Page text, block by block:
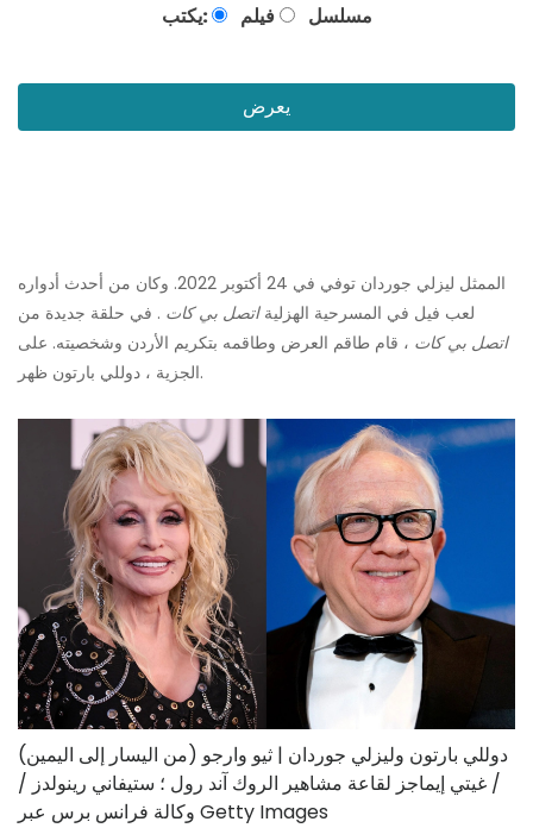
يكتب: فيلم مسلسل
يعرض
الممثل ليزلي جوردان توفي في 24 أكتوبر 2022. وكان من أحدث أدواره
لعب فيل في المسرحية الهزلية اتصل بي كات . في حلقة جديدة من
اتصل بي كات ، قام طاقم العرض وطاقمه بتكريم الأردن وشخصيته. على
الجزية ، دوللي بارتون ظهر.
(من اليسار إلى اليمين) دوللي بارتون وليزلي جوردان | ثيو وارجو
/ غيتي إيماجز لقاعة مشاهير الروك آند رول ؛ ستيفاني رينولدز /
وكالة فرانس برس عبر Getty Images